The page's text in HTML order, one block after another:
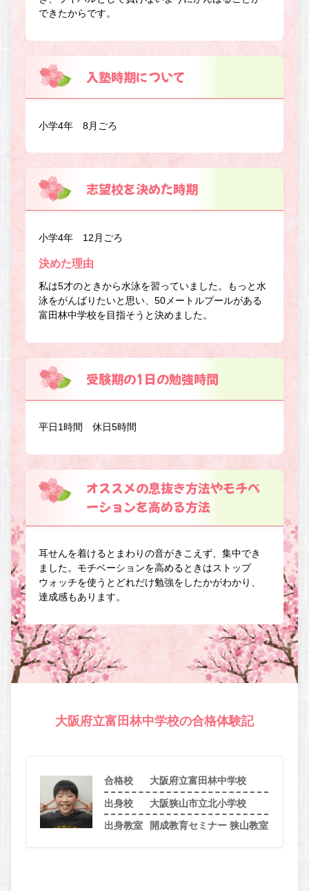
できたからです。
入塾時期について
小学4年 8月ごろ
志望校を決めた時期
小学4年 12月ごろ
決めた理由
私は5才のときから水泳を習っていました。もっと水
泳をがんばりたいと思い、50メートルプールがある
富田林中学校を目指そうと決めました。
受験期の1日の勉強時間
平日1時間 休日5時間
オススメの息抜き方法やモチベ
ーションを高める方法
耳せんを着けるとまわりの音がきこえず、集中でき
ました。モチベーションを高めるときはストップ
ウォッチを使うとどれだけ勉強をしたかがわかり、
達成感もあります。
大阪府立富田林中学校の合格体験記
合格校 大阪府立富田林中学校
出身校 大阪狭山市立北小学校
出身教室 開成教育セミナー 狭山教室